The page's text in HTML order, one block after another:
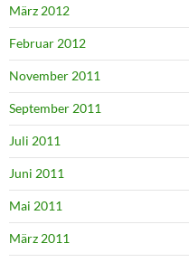
März 2012
Februar 2012
November 2011
September 2011
Juli 2011
Juni 2011
Mai 2011
März 2011